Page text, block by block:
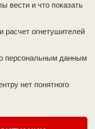
вести и что показать
расчет огнетушителей
персональным данным
нет понятного